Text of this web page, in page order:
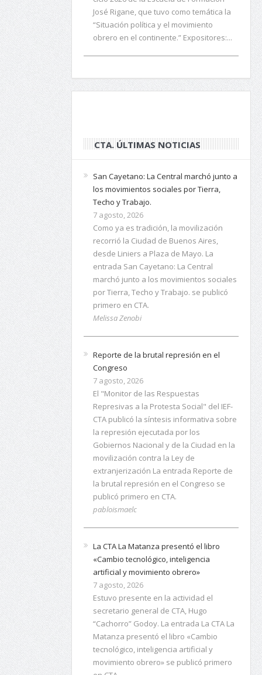
obrero en el continente.” Expositores:...
Techo y Trabajo.
Como ya es tradición, la movilización
recorrió la Ciudad de Buenos Aires,
desde Liniers a Plaza de Mayo. La
marchó junto a los movimientos sociales
por Tierra, Techo y Trabajo. se publicó
primero en CTA.
Melissa Zenobi
Reporte de la brutal represión en el
7 agosto, 2026
El "Monitor de las Respuestas
Represivas a la Protesta Social" del IEF-
CTA publicó la síntesis informativa sobre
la represión ejecutada por los
Gobiernos Nacional y de la Ciudad en la
movilización contra la Ley de
extranjerización La entrada Reporte de
la brutal represión en el Congreso se
publicó primero en CTA.
pabloismaelc
La CTA La Matanza presentó el libro
artificial y movimiento obrero»
Estuvo presente en la actividad el
secretario general de CTA, Hugo
“Cachorro” Godoy. La entrada La CTA La
Matanza presentó el libro «Cambio
tecnológico, inteligencia artificial y
movimiento obrero» se publicó primero